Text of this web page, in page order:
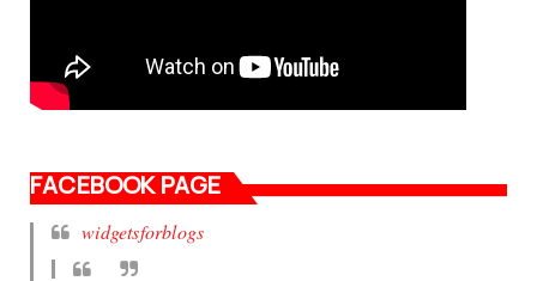
FACEBOOK PAGE
widgetsforblogs